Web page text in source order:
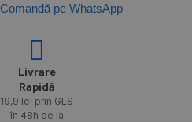
Comandă pe WhatsApp
Livrare
Rapidă​
19,9 lei prin GLS
în 48h de la